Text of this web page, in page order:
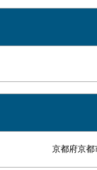
京都府京都